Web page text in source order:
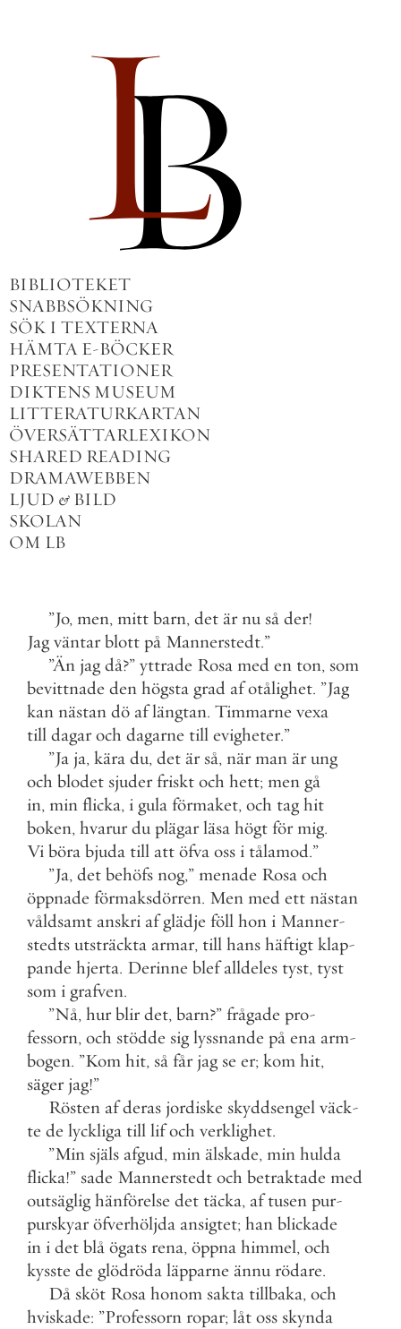
BIBLIOTEKET
SNABBSÖKNING
SÖK I TEXTERNA
HÄMTA E-BÖCKER
PRESENTATIONER
DIKTENS MUSEUM
LITTERATURKARTAN
ÖVERSÄTTARLEXIKON
SHARED READING
DRAMAWEBBEN
LJUD & BILD
SKOLAN
OM LB
”Jo, men, mitt barn, det är nu så der!
Jag väntar blott på Mannerstedt.”
”Än jag då?” yttrade Rosa med en ton, som
bevittnade den högsta grad af otålighet. ”Jag
kan nästan dö af längtan. Timmarne vexa
till dagar och dagarne till evigheter.”
”Ja ja, kära du, det är så, när man är ung
och blodet sjuder friskt och hett; men gå
in, min flicka, i gula förmaket, och tag hit
boken, hvarur du plägar läsa högt för mig.
Vi böra bjuda till att öfva oss i tålamod.”
”Ja, det behöfs nog,” menade Rosa och
öppnade förmaksdörren. Men med ett nästan
våldsamt anskri af glädje föll hon i Manner-
stedts utsträckta armar, till hans häftigt klap-
pande hjerta. Derinne blef alldeles tyst, tyst
som i grafven.
”Nå, hur blir det, barn?” frågade pro-
fessorn, och stödde sig lyssnande på ena arm-
bogen. ”Kom hit, så får jag se er; kom hit,
säger jag!”
Rösten af deras jordiske skyddsengel väck-
te de lyckliga till lif och verklighet.
”Min själs afgud, min älskade, min hulda
flicka!” sade Mannerstedt och betraktade med
outsäglig hänförelse det täcka, af tusen pur-
purskyar öfverhöljda ansigtet; han blickade
in i det blå ögats rena, öppna himmel, och
kysste de glödröda läpparne ännu rödare.
Då sköt Rosa honom sakta tillbaka, och
hviskade: ”Professorn ropar; låt oss skynda